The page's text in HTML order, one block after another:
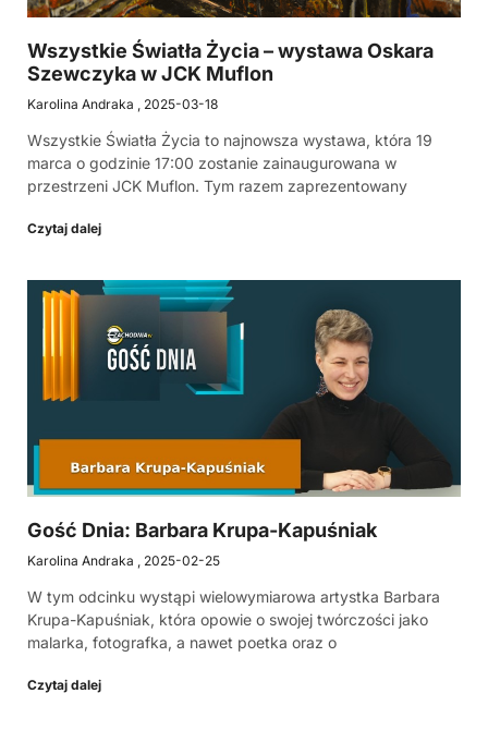
Wszystkie Światła Życia – wystawa Oskara
Szewczyka w JCK Muflon
Karolina Andraka 2025-03-18
Wszystkie Światła Życia to najnowsza wystawa, która 19
marca o godzinie 17:00 zostanie zainaugurowana w
przestrzeni JCK Muflon. Tym razem zaprezentowany
Czytaj dalej
Gość Dnia: Barbara Krupa-Kapuśniak
Karolina Andraka 2025-02-25
W tym odcinku wystąpi wielowymiarowa artystka Barbara
Krupa-Kapuśniak, która opowie o swojej twórczości jako
malarka, fotografka, a nawet poetka oraz o
Czytaj dalej